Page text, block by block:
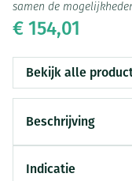
€ 154,01
samen de
Bekijk alle
Beschrijving
Indicatie